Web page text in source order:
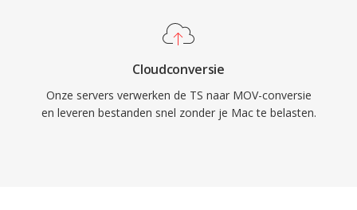
Cloudconversie
Onze servers verwerken de TS naar MOV-conversie
en leveren bestanden snel zonder je Mac te belasten.